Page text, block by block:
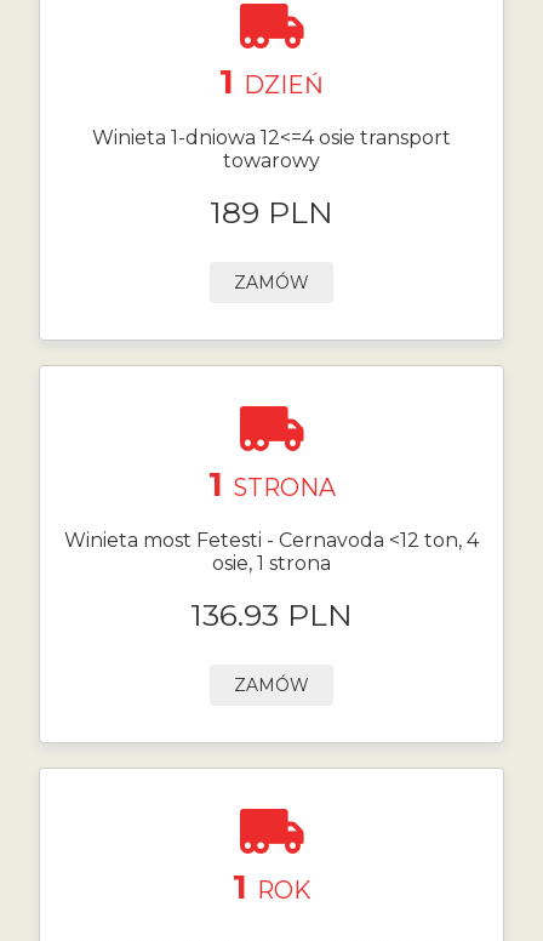
1 DZIEŃ
Winieta 1-dniowa 12<=4 osie transport
towarowy
189 PLN
ZAMÓW
1 STRONA
Winieta most Fetesti - Cernavoda <12 ton, 4
osie, 1 strona
136.93 PLN
ZAMÓW
1 ROK